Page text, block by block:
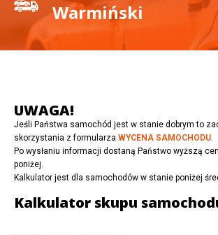
Warmiński
UWAGA!
Jeśli Państwa samochód jest w stanie dobrym to
skorzystania z formularza WYCENA SAMOCHODU.
Po wysłaniu informacji dostaną Państwo wyższą
poniżej.
Kalkulator jest dla samochodów w stanie poniżej
Kalkulator skupu